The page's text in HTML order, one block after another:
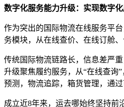
数字化服务能力升级：实现数字
作为突出的国际物流在线服务平
务模块，从在线查价、在线订舱
传统国际物流链路长，信息差严
升级聚焦履约服务，从“在线查询
预测，物流追踪，箱货管理，通
成立近8年来，运去哪始终坚持前